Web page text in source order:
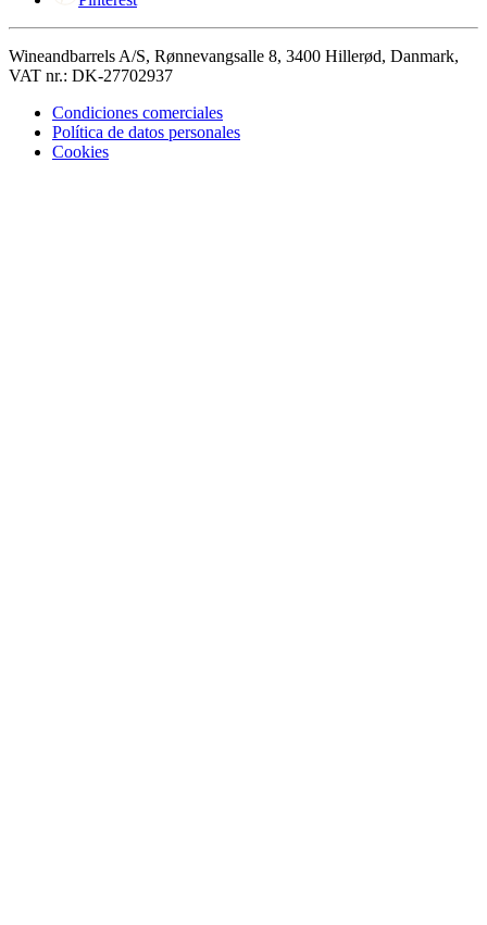
Wineandbarrels A/S, Rønnevangsalle 8, 3400 Hillerød, Danmark,
VAT nr.: DK-27702937
Condiciones comerciales
Política de datos personales
Cookies